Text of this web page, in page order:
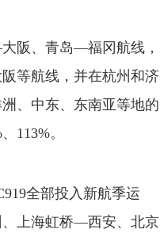
阪、青岛—福冈航线，
等航线，并在杭州和济
、中东、东南亚等地的
113%。
全部投入新航季运
上海虹桥—西安、北京